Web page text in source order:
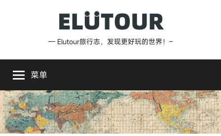
Elutour
旅
行
志
— Elutour旅行志，发现更好玩的世界！–
菜单